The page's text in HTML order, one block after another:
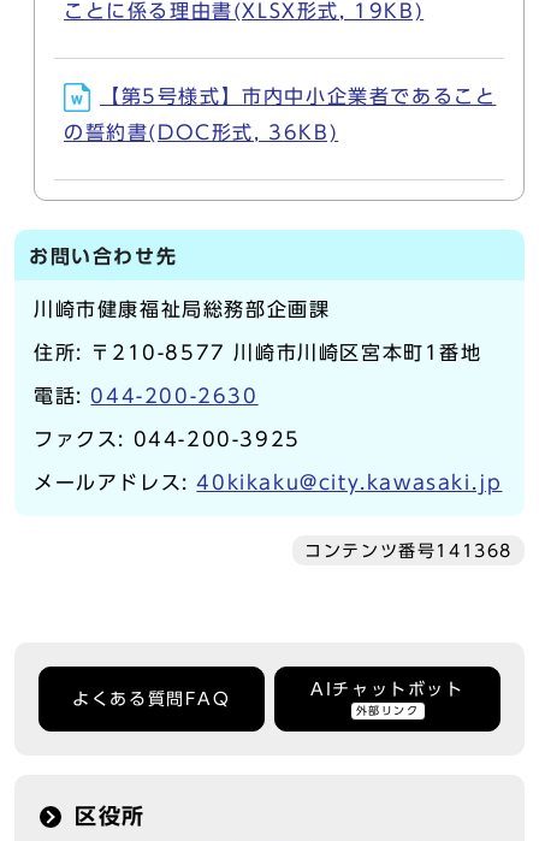
ことに係る理由書(XLSX形式, 19KB)
【第5号様式】市内中小企業者であること
の誓約書(DOC形式, 36KB)
お問い合わせ先
川崎市健康福祉局総務部企画課
住所: 〒210-8577 川崎市川崎区宮本町1番地
電話: 044-200-2630
ファクス: 044-200-3925
メールアドレス:40kikaku@city.kawasaki.jp
コンテンツ番号141368
よくある質問FAQ
AIチャットボット
外部リンク
区役所